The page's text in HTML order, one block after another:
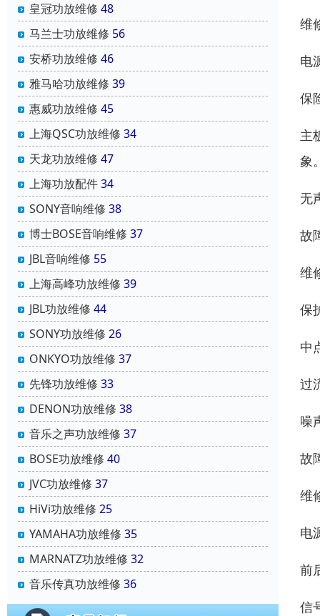
皇冠功放维修 48
马兰士功放维修 56
安桥功放维修 46
雅马哈功放维修 39
惠威功放维修 45
上海QSC功放维修 34
天龙功放维修 47
上海功放配件34
SONY音响维修 38
博士BOSE音响维修 37
JBL音响维修 55
上海高峰功放维修 39
JBL功放维修 44
SONY功放维修 26
ONKYO功放维修 37
先锋功放维修 33
DENON功放维修 38
音乐之声功放维修 37
BOSE功放维修 40
JVC功放维修 37
HiVi功放维修 25
YAMAHA功放维修 35
MARNATZ功放维修 32
音乐传真功放维修 36
维
电
保
主
象
无
故
维
保
中
过
噪
故
维
电
前
信